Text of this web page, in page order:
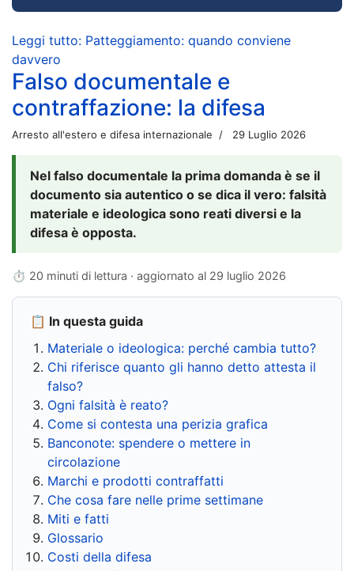
Leggi tutto: Patteggiamento: quando conviene
davvero
Falso documentale e
contraffazione: la difesa
Arresto all'estero e difesa internazionale 29 Luglio 2026
Nel falso documentale la prima domanda è se il
documento sia autentico o se dica il vero: falsità
materiale e ideologica sono reati diversi e la
difesa è opposta.
⏱ 20 minuti di lettura · aggiornato al 29 luglio 2026
📋 In questa guida
Materiale o ideologica: perché cambia tutto?
Chi riferisce quanto gli hanno detto attesta il
falso?
Ogni falsità è reato?
Come si contesta una perizia grafica
Banconote: spendere o mettere in
circolazione
Marchi e prodotti contraffatti
Che cosa fare nelle prime settimane
Miti e fatti
Glossario
Costi della difesa